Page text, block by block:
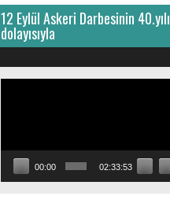
12 Eylül Askeri Darbesinin 40.yılı
dolayısıyla
00:00 02:33:53